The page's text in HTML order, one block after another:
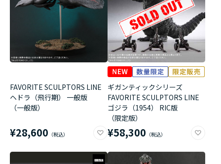
FAVORITE SCULPTORS LINE
ヘドラ（飛行期） 一般版
（一般版）
¥28,600
ギガンティックシリーズ
FAVORITE SCULPTORS LINE
ゴジラ（1954） RIC版
（限定版）
¥58,300